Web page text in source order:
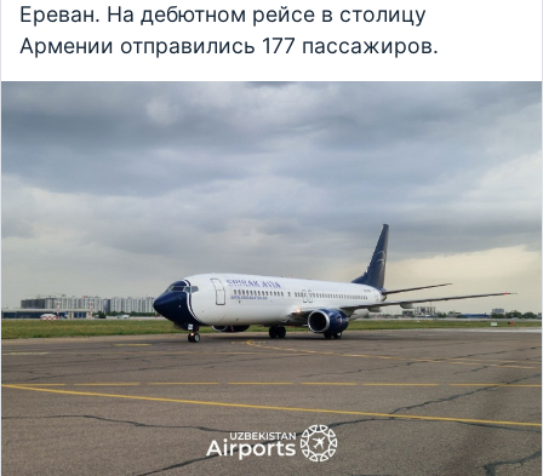
Ереван. На дебютном рейсе в столицу
Армении отправились 177 пассажиров.